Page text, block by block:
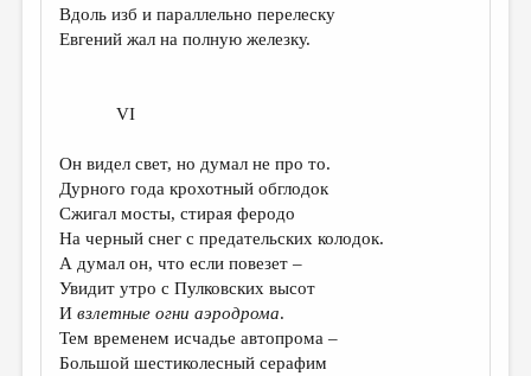
Вдоль изб и параллельно перелеску
Евгений жал на полную железку.
VI
Он видел свет, но думал не про то.
Дурного года крохотный обглодок
Сжигал мосты, стирая феродо
На черный снег с предательских колодок.
А думал он, что если повезет –
Увидит утро с Пулковских высот
Ивзлетные огни аэродрома.
Тем временем исчадье автопрома –
Большой шестиколесный серафим